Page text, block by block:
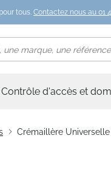
tous. Contactez nous au 01
Contrôle d'accès et
Crémaillère